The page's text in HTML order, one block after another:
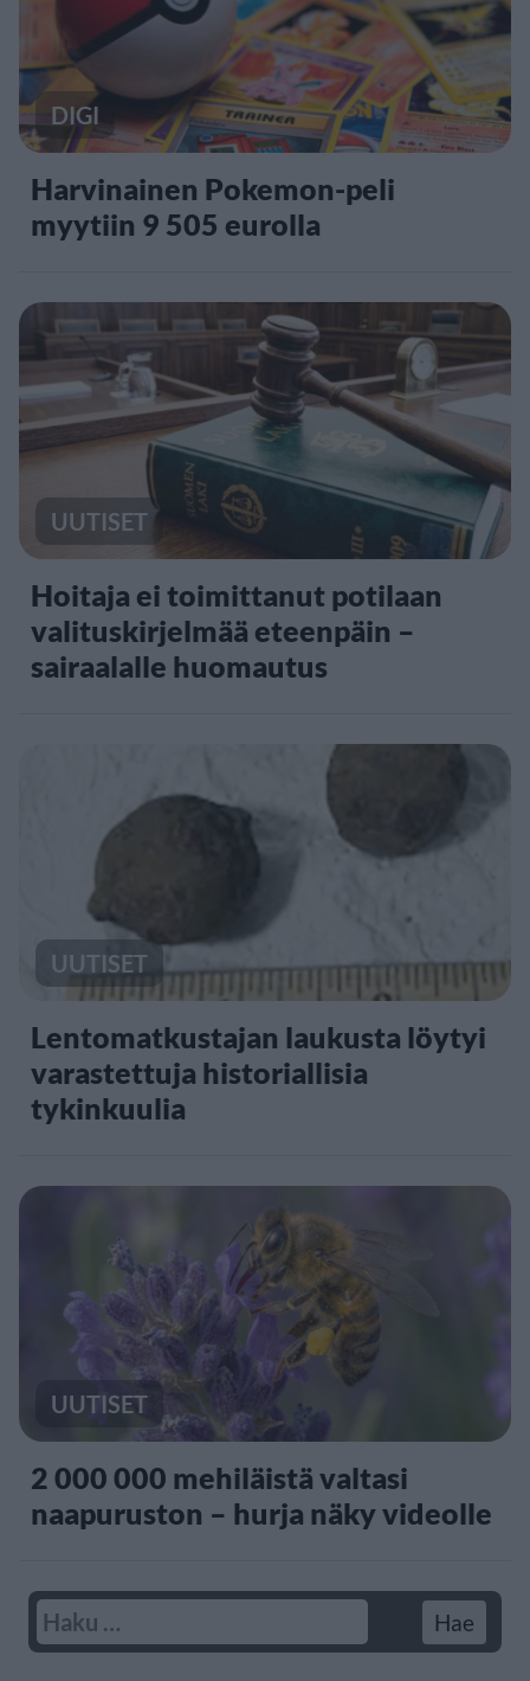
DIGI
Harvinainen Pokemon-peli
myytiin 9 505 eurolla
UUTISET
Hoitaja ei toimittanut potilaan
valituskirjelmää eteenpäin –
sairaalalle huomautus
UUTISET
Lentomatkustajan laukusta löytyi
varastettuja historiallisia
tykinkuulia
UUTISET
2 000 000 mehiläistä valtasi
naapuruston – hurja näky videolle